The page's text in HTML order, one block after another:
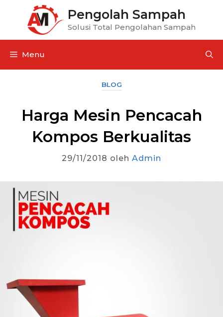
Pengolah Sampah
Solusi Total Pengolahan Sampah
Menu
BLOG
Harga Mesin Pencacah
Kompos Berkualitas
29/11/2018 oleh Admin